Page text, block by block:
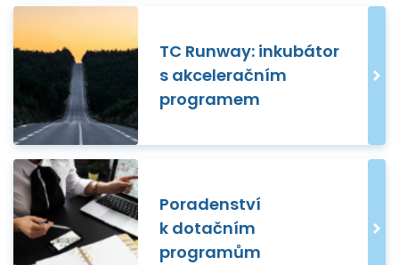
TC Runway: inkubátor
s akceleračním
programem
Poradenství
k dotačním
programům